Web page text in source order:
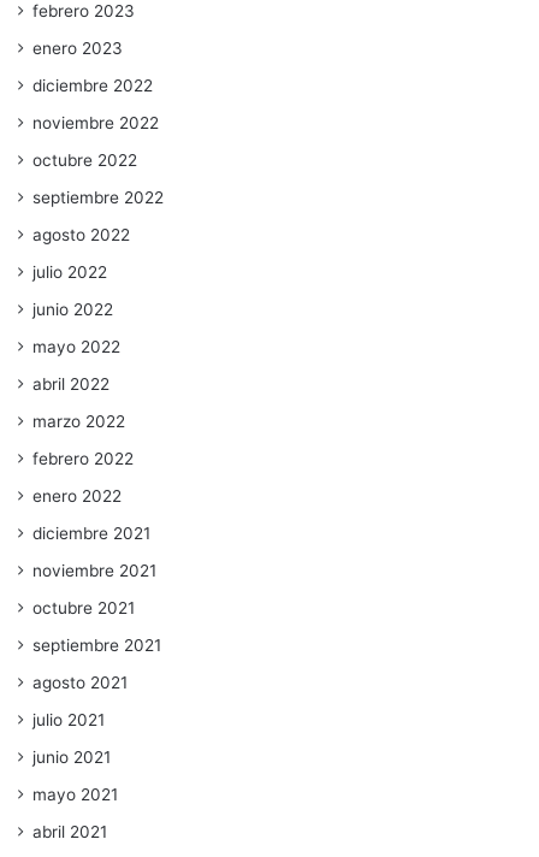
febrero 2023
enero 2023
diciembre 2022
noviembre 2022
octubre 2022
septiembre 2022
agosto 2022
julio 2022
junio 2022
mayo 2022
abril 2022
marzo 2022
febrero 2022
enero 2022
diciembre 2021
noviembre 2021
octubre 2021
septiembre 2021
agosto 2021
julio 2021
junio 2021
mayo 2021
abril 2021